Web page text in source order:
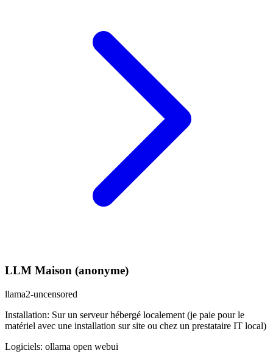
LLM Maison (anonyme)
llama2-uncensored
Installation: Sur un serveur hébergé localement (je paie pour le
matériel avec une installation sur site ou chez un prestataire IT local)
Logiciels: ollama open webui